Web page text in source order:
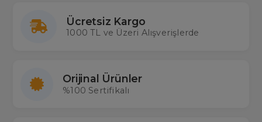
Ücretsiz Kargo
1000 TL ve Üzeri Alışverişlerde
Orijinal Ürünler
%100 Sertifikalı